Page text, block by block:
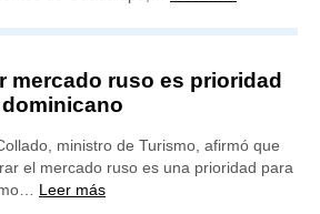
mercado ruso es prioridad
ministro de Turismo, afirmó que
el mercado ruso es una prioridad para
Leer más